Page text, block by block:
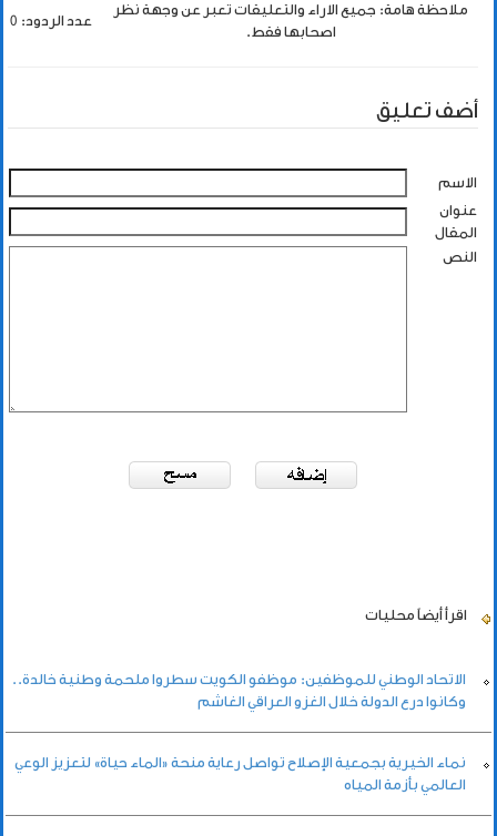
ملاحظة هامة: جميع الاراء والتعليقات تعبر عن وجهة نظر
اصحابها فقط.
عدد الردود: 0
أضف تعليق
الاسم
عنوان
المقال
النص
اقرأ أيضاً محليات
الاتحاد الوطني للموظفين: موظفو الكويت سطروا ملحمة وطنية خالدة..
وكانوا درع الدولة خلال الغزو العراقي الغاشم
نماء الخيرية بجمعية الإصلاح تواصل رعاية منحة «الماء حياة» لتعزيز الوعي
العالمي بأزمة المياه